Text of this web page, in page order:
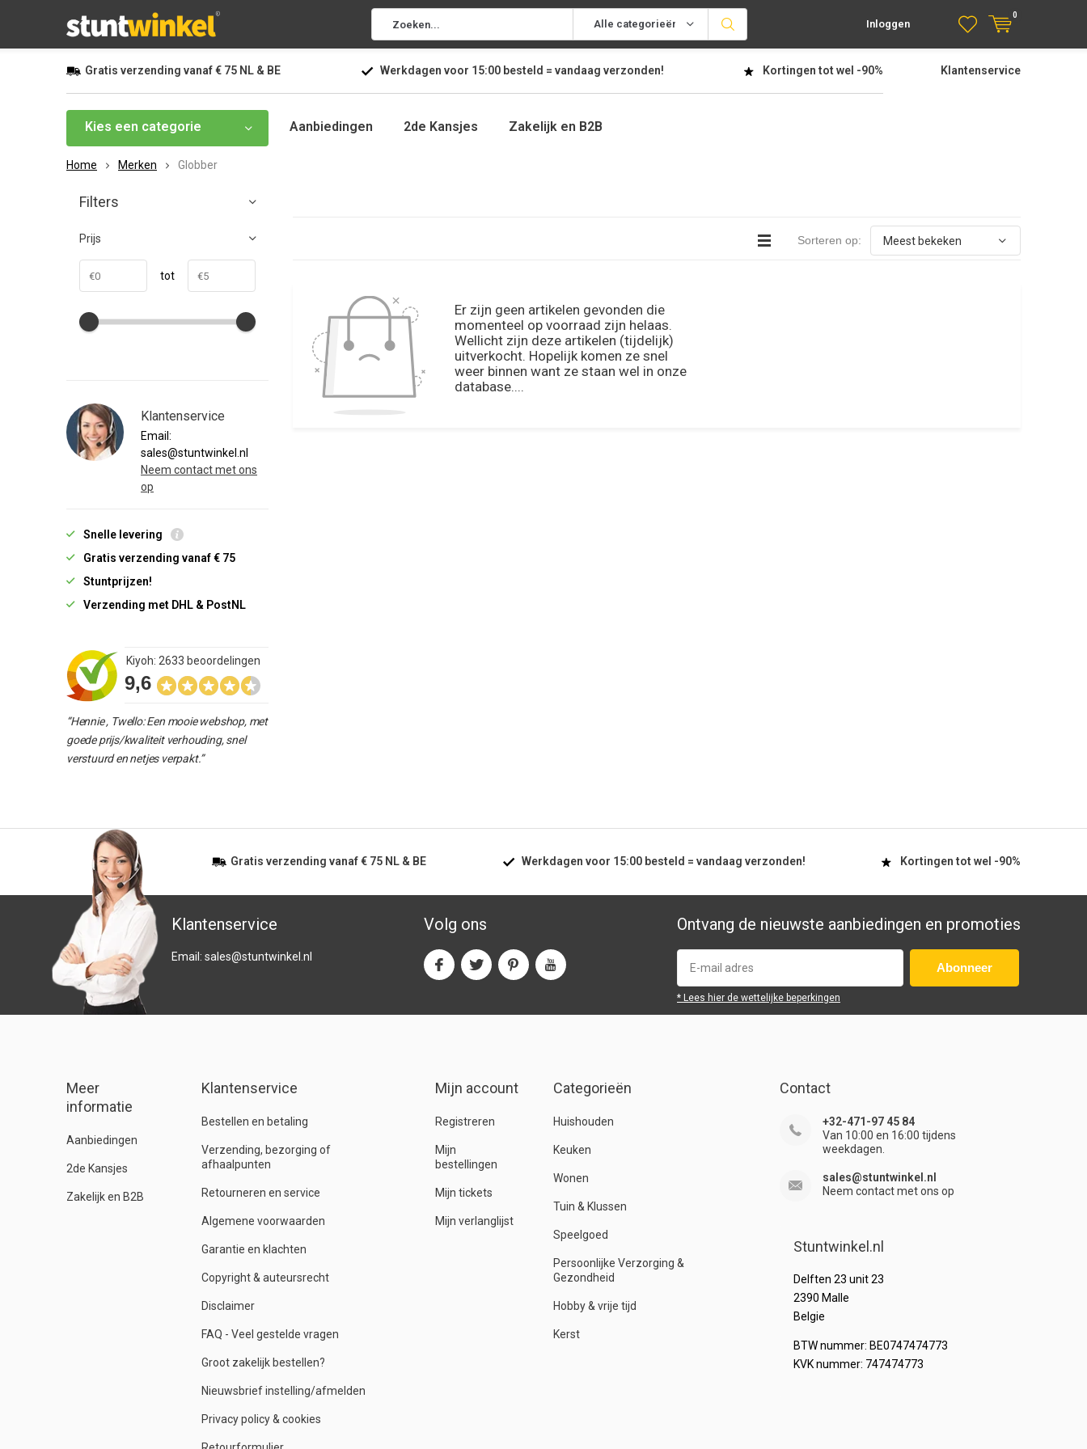
Alle categorieën Inloggen
0
Gratis verzending vanaf€ 75 NL & BE Werkdagen voor 15:00besteld = vandaag verzonden! Kortingen tot wel -90% Klantenservice
Kies een categorie Aanbiedingen 2de Kansjes Zakelijk en B2B
Home Merken Globber
Sorteren op:
Er zijn geen artikelen gevonden die
momenteel op voorraad zijn helaas.
Wellicht zijn deze artikelen (tijdelijk)
uitverkocht. Hopelijk komen ze snel
weer binnen want ze staan wel in onze
database....
Filters
Prijs
tot
Klantenservice
Email:
sales@stuntwinkel.nl
Neem contact met ons
op
Snelle levering
Gratis verzending vanaf € 75
Stuntprijzen!
Verzending met DHL & PostNL
9,6
Kiyoh: 2633 beoordelingen
“Hennie , Twello: Een mooie webshop, met
goede prijs/kwaliteit verhouding, snel
verstuurd en netjes verpakt.”
Gratis verzending vanaf€ 75 NL & BE Werkdagen voor 15:00besteld = vandaag verzonden! Kortingen tot wel -90%
Klantenservice
Email: sales@stuntwinkel.nl
Volg ons Ontvang de nieuwste aanbiedingen en promoties
Abonneer
* Lees hier de wettelijke beperkingen
Meer
informatie
Aanbiedingen
2de Kansjes
Zakelijk en B2B
Klantenservice
Bestellen en betaling
Verzending, bezorging of
afhaalpunten
Retourneren en service
Algemene voorwaarden
Garantie en klachten
Copyright & auteursrecht
Disclaimer
FAQ - Veel gestelde vragen
Groot zakelijk bestellen?
Nieuwsbrief instelling/afmelden
Privacy policy & cookies
Mijn account
Registreren
Mijn
bestellingen
Mijn tickets
Mijn verlanglijst
Categorieën
Huishouden
Keuken
Wonen
Tuin & Klussen
Speelgoed
Persoonlijke Verzorging &
Gezondheid
Hobby & vrije tijd
Kerst
Contact
+32-471-97 45 84
Van 10:00 en 16:00 tijdens
weekdagen.
sales@stuntwinkel.nl
Neem contact met ons op
Stuntwinkel.nl
Delften 23 unit 23
2390 Malle
Belgie
BTW nummer: BE0747474773
KVK nummer: 747474773